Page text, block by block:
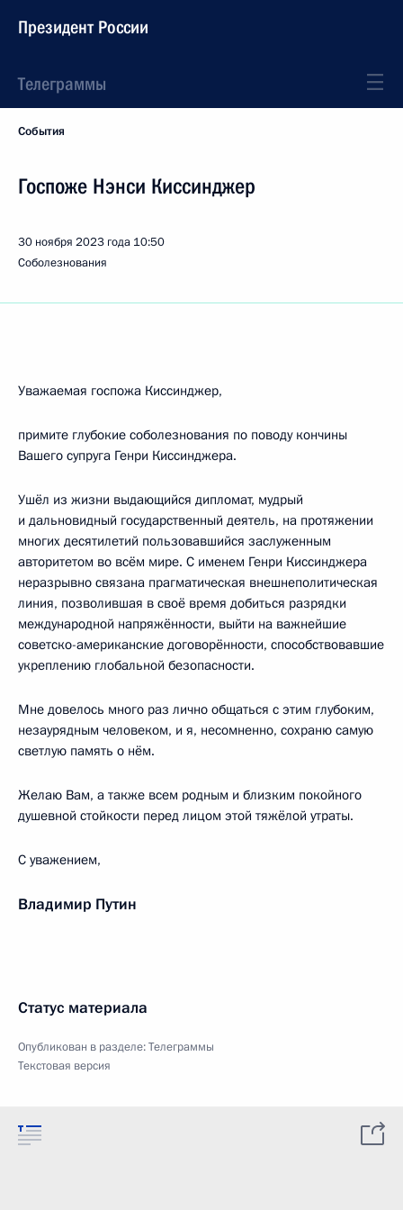
Президент России
Телеграммы
События
Госпоже Нэнси Киссинджер
30 ноября 2023 года 10:50
Соболезнования
Уважаемая госпожа Киссинджер,
примите глубокие соболезнования по поводу кончины
Вашего супруга Генри Киссинджера.
Ушёл из жизни выдающийся дипломат, мудрый
и дальновидный государственный деятель, на протяжении
многих десятилетий пользовавшийся заслуженным
авторитетом во всём мире. С именем Генри Киссинджера
неразрывно связана прагматическая внешнеполитическая
линия, позволившая в своё время добиться разрядки
международной напряжённости, выйти на важнейшие
советско-американские договорённости, способствовавшие
укреплению глобальной безопасности.
Мне довелось много раз лично общаться с этим глубоким,
незаурядным человеком, и я, несомненно, сохраню самую
светлую память о нём.
Желаю Вам, а также всем родным и близким покойного
душевной стойкости перед лицом этой тяжёлой утраты.
С уважением,
Владимир Путин
Статус материала
Опубликован в разделе:Телеграммы
Текстовая версия